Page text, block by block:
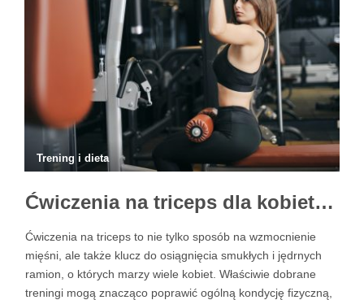
Trening i dieta
Ćwiczenia na triceps dla kobiet – jak poprawić kondycję ramion?
Ćwiczenia na triceps to nie tylko sposób na wzmocnienie
mięśni, ale także klucz do osiągnięcia smukłych i jędrnych
ramion, o których marzy wiele kobiet. Właściwie dobrane
treningi mogą znacząco poprawić ogólną kondycję fizyczną,